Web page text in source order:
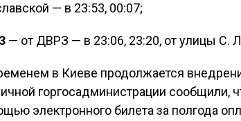
— в 23:53, 00:07;
— от ДВРЗ — в 23:06, 23:20, от улицы С.
в Киеве продолжается
горгосадминистрации сообщили,
электронного билета за полгода